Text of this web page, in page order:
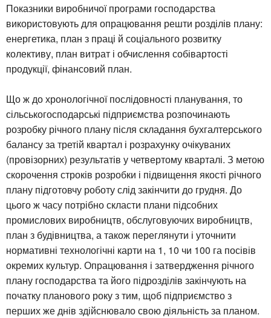
Показники виробничої програми господарства
використовують для опрацювання решти розділів плану:
енергетика, план з праці й соціального розвитку
колективу, план витрат і обчислення собівартості
продукції, фінансовий план.
Що ж до хронологічної послідовності планування, то
сільськогосподарські підприємства розпочинають
розробку річного плану після складання бухгалтерського
балансу за третій квартал і розрахунку очікуваних
(провізорних) результатів у четвертому кварталі. З метою
скорочення строків розробки і підвищення якості річного
плану підготовчу роботу слід закінчити до грудня. До
цього ж часу потрібно скласти плани підсобних
промислових виробництв, обслуговуючих виробництв,
план з будівництва, а також переглянути і уточнити
нормативні технологічні карти на 1, 10 чи 100 га посівів
окремих культур. Опрацювання і затвердження річного
плану господарства та його підрозділів закінчують на
початку планового року з тим, щоб підприємство з
перших же днів здійснювало свою діяльність за планом.